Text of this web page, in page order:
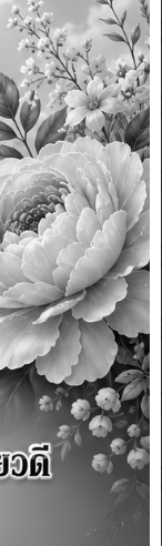
เขียนโดย กนก
วรรณ
เขียนโดย กนก
วรรณ
เขียนโดย กนก
วรรณ
เขียนโดย กนก
วรรณ
เขียนโดย กนก
วรรณ
เขียนโดย
ronnayut
เขียนโดย